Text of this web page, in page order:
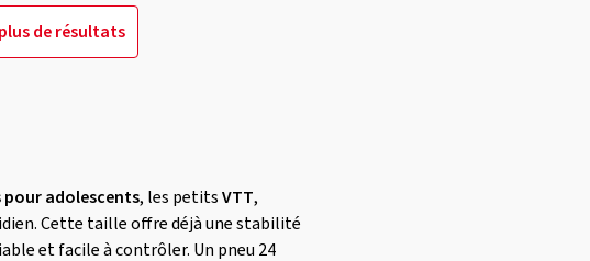
de résultats
pour adolescents, les petitsVTT,
Cette taille offre déjà une stabilité
et facile à contrôler. Un pneu 24